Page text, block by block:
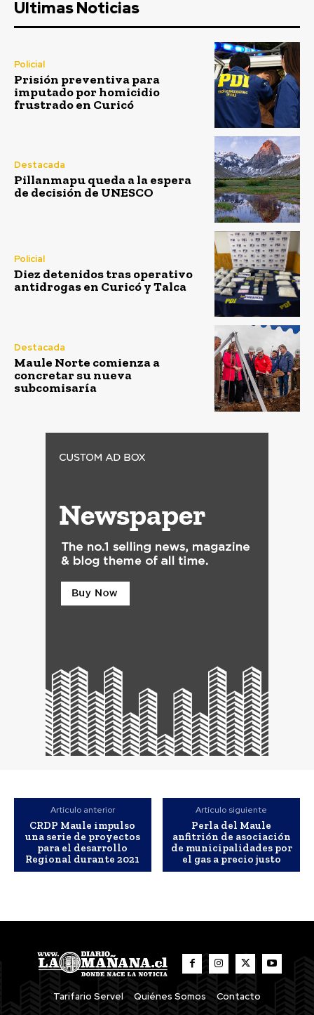
Ultimas Noticias
Policial
Prisión preventiva para
imputado por homicidio
frustrado en Curicó
Destacada
Pillanmapu queda a la espera
de decisión de UNESCO
Policial
Diez detenidos tras operativo
antidrogas en Curicó y Talca
Destacada
Maule Norte comienza a
concretar su nueva
subcomisaría
Artículo anterior
CRDP Maule impulso
una serie de proyectos
para el desarrollo
Regional durante 2021
Artículo siguiente
Perla del Maule
anfitrión de asociación
de municipalidades por
el gas a precio justo
Tarifario Servel Quiénes Somos Contacto